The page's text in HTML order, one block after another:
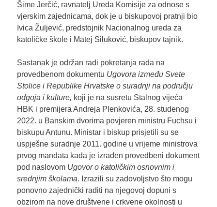
Šime Jerčić, ravnatelj Ureda Komisije za odnose s
vjerskim zajednicama, dok je u biskupovoj pratnji bio
Ivica Žuljević, predstojnik Nacionalnog ureda za
katoličke škole i Matej Siluković, biskupov tajnik.
Sastanak je održan radi pokretanja rada na
provedbenom dokumentu Ugovora između Svete
Stolice i Republike Hrvatske o suradnji na području
odgoja i kulture, koji je na susretu Stalnog vijeća
HBK i premijera Andreja Plenkovića, 28. studenog
2022. u Banskim dvorima povjeren ministru Fuchsu i
biskupu Antunu. Ministar i biskup prisjetili su se
uspješne suradnje 2011. godine u vrijeme ministrova
prvog mandata kada je izrađen provedbeni dokument
pod naslovom Ugovor o katoličkim osnovnim i
srednjim školama. Izrazili su zadovoljstvo što mogu
ponovno zajednički raditi na njegovoj dopuni s
obzirom na nove društvene i crkvene okolnosti u